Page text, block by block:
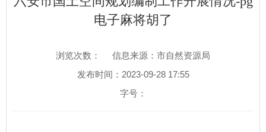
电子麻将胡了
浏览次数：
信息来源：市自然资源局
发布时间：2023-09-28 17:55
字号：